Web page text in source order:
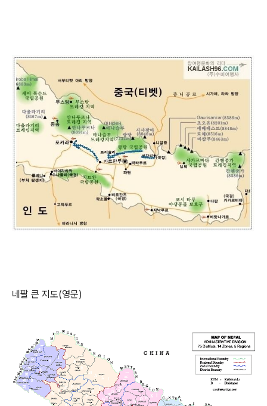
네팔 큰 지도(영문)